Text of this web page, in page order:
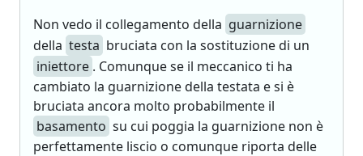
Non vedo il collegamento della guarnizione
della testa bruciata con la sostituzione di un
iniettore . Comunque se il meccanico ti ha
cambiato la guarnizione della testata e si è
bruciata ancora molto probabilmente il
basamento su cui poggia la guarnizione non è
perfettamente liscio o comunque riporta delle